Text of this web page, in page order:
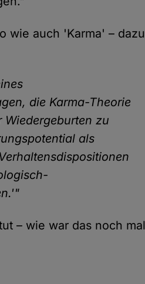
wie auch 'Karma' – dazu
die Karma-Theorie
Wiedergeburten zu
als
– wie war das noch mal